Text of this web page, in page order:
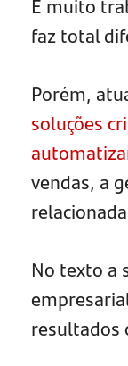
faz total
Porém,
soluções
vendas, a
No texto a
resultados